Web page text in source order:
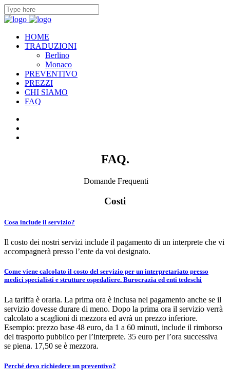
HOME
TRADUZIONI
Berlino
Monaco
PREVENTIVO
PREZZI
CHI SIAMO
FAQ
FAQ.
Domande Frequenti
Costi
Cosa include il servizio?
Il costo dei nostri servizi include il pagamento di un interprete che vi
accompagnerà presso l’ente da voi designato.
Come viene calcolato il costo del servizio per un interpretariato presso
medici specialisti e strutture ospedaliere. Burocrazia ed enti tedeschi
La tariffa è oraria. La prima ora è inclusa nel pagamento anche se il
servizio dovesse durare di meno. Dopo la prima ora il servizio verrà
calcolato a scaglioni di mezzora ed avrà un prezzo inferiore.
Esempio: prezzo base 48 euro, da 1 a 60 minuti, include il rimborso
del trasporto pubblico per l’interprete. 35 euro per l’ora successiva
se piena. 17,50 se è mezzora.
Perché devo richiedere un preventivo?